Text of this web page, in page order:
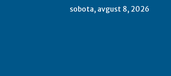
sobota, avgust 8, 2026